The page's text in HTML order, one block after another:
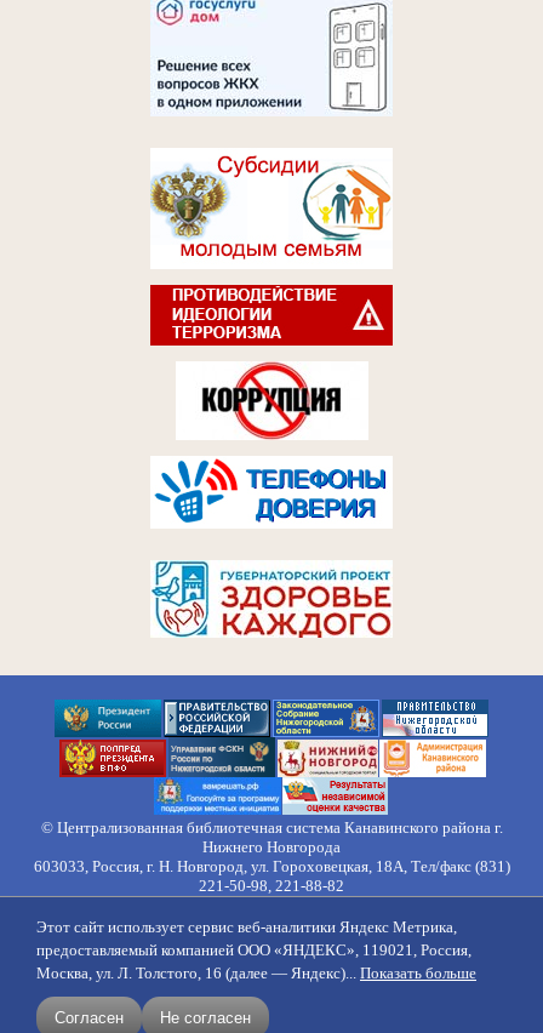
создание сайтов
продвижение
поддержка
© Централизованная библиотечная система Канавинского района г.
Нижнего Новгорода
603033, Россия, г. Н. Новгород, ул. Гороховецкая, 18А, Тел/факс (831)
221-50-98, 221-88-82
Контакты Противодействие коррупции
Противодействие
идеологии терроризма
Напишите нам
Этот сайт использует сервис веб-аналитики Яндекс Метрика,
предоставляемый компанией ООО «ЯНДЕКС», 119021, Россия,
Москва, ул. Л. Толстого, 16 (далее — Яндекс)... Показать больше
Согласен Не согласен